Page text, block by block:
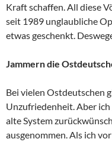
Kraft schaffen. All diese
seit 1989 unglaubliche
etwas geschenkt.
Jammern die
Bei vielen Ostdeutschen
Unzufriedenheit. Aber
alte System
ausgenommen. Als ich